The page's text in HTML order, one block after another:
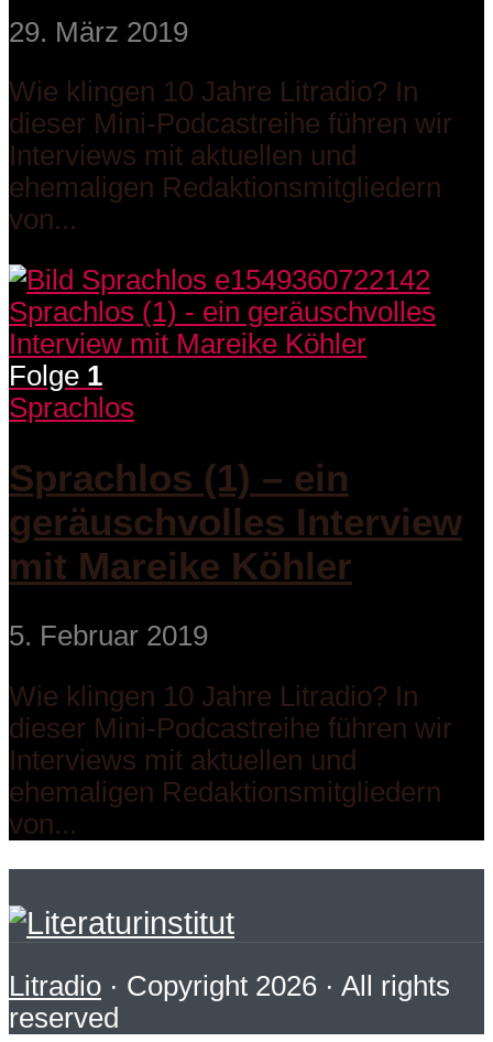
29. März 2019
Wie klingen 10 Jahre Litradio? In
dieser Mini-Podcastreihe führen wir
Interviews mit aktuellen und
ehemaligen Redaktionsmitgliedern
von...
Folge 1
Sprachlos
Sprachlos (1) – ein
geräuschvolles Interview
mit Mareike Köhler
5. Februar 2019
Wie klingen 10 Jahre Litradio? In
dieser Mini-Podcastreihe führen wir
Interviews mit aktuellen und
ehemaligen Redaktionsmitgliedern
von...
Litradio · Copyright 2026 · All rights
reserved